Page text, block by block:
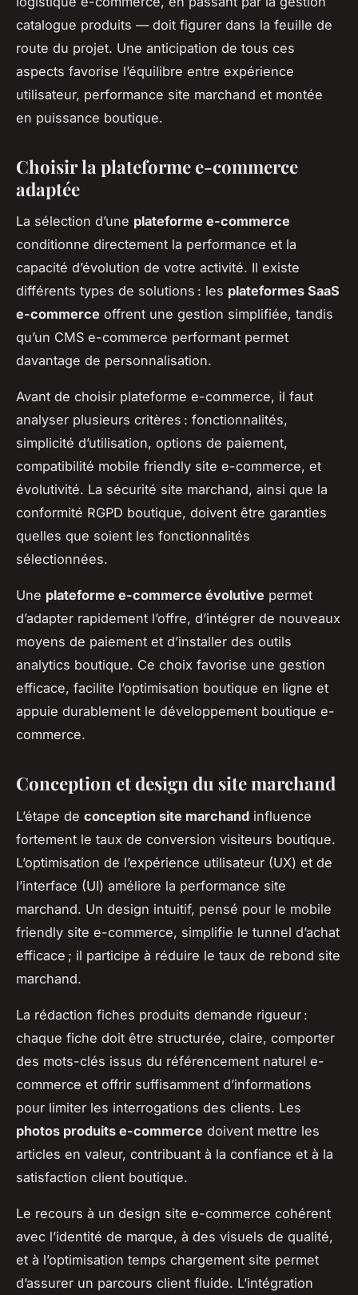
catalogue produits — doit figurer dans la feuille de
route du projet. Une anticipation de tous ces
aspects favorise l’équilibre entre expérience
utilisateur, performance site marchand et montée
en puissance boutique.
Choisir la plateforme e-commerce
adaptée
La sélection d’une plateforme e-commerce
conditionne directement la performance et la
capacité d’évolution de votre activité. Il existe
différents types de solutions : les plateformes SaaS
e-commerce offrent une gestion simplifiée, tandis
qu’un CMS e-commerce performant permet
davantage de personnalisation.
Avant de choisir plateforme e-commerce, il faut
analyser plusieurs critères : fonctionnalités,
simplicité d’utilisation, options de paiement,
compatibilité mobile friendly site e-commerce, et
évolutivité. La sécurité site marchand, ainsi que la
conformité RGPD boutique, doivent être garanties
quelles que soient les fonctionnalités
sélectionnées.
Une plateforme e-commerce évolutive permet
d’adapter rapidement l’offre, d’intégrer de nouveaux
moyens de paiement et d’installer des outils
analytics boutique. Ce choix favorise une gestion
efficace, facilite l’optimisation boutique en ligne et
appuie durablement le développement boutique e-
commerce.
Conception et design du site marchand
L’étape de conception site marchand influence
fortement le taux de conversion visiteurs boutique.
L’optimisation de l’expérience utilisateur (UX) et de
l’interface (UI) améliore la performance site
marchand. Un design intuitif, pensé pour le mobile
friendly site e-commerce, simplifie le tunnel d’achat
efficace ; il participe à réduire le taux de rebond site
marchand.
La rédaction fiches produits demande rigueur :
chaque fiche doit être structurée, claire, comporter
des mots-clés issus du référencement naturel e-
commerce et offrir suffisamment d’informations
pour limiter les interrogations des clients. Les
photos produits e-commerce doivent mettre les
articles en valeur, contribuant à la confiance et à la
satisfaction client boutique.
Le recours à un design site e-commerce cohérent
avec l’identité de marque, à des visuels de qualité,
et à l’optimisation temps chargement site permet
d’assurer un parcours client fluide. L’intégration